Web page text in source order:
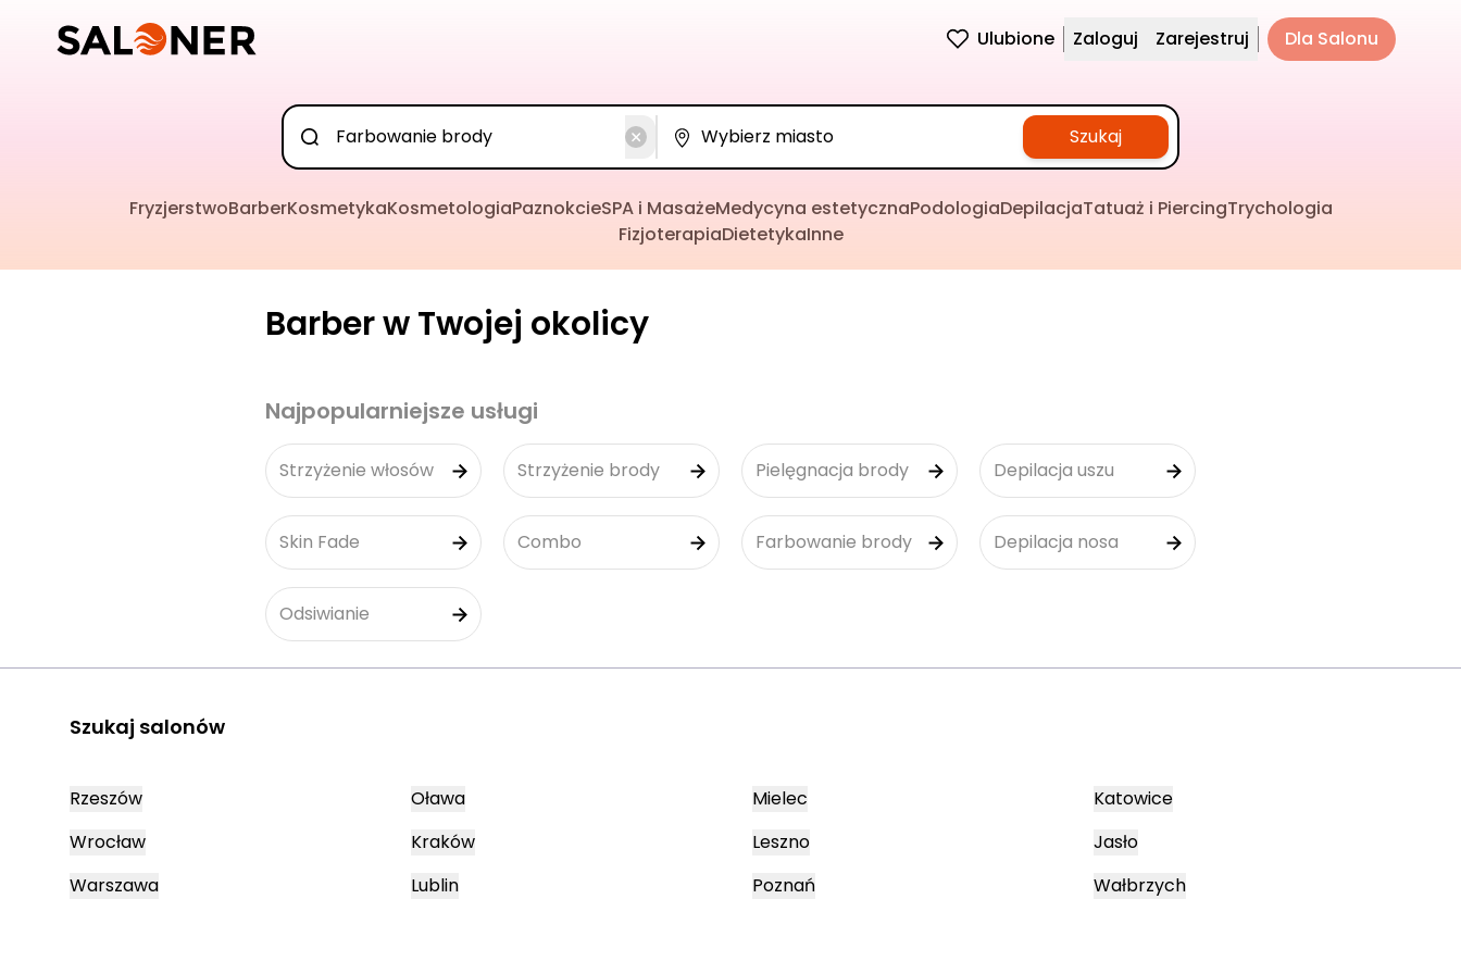
Ulubione Zaloguj Zarejestruj Dla Salonu
Szukaj
FryzjerstwoBarberKosmetykaKosmetologiaPaznokcieSPA i MasażeMedycyna estetycznaPodologiaDepilacjaTatuaż i PiercingTrychologia
FizjoterapiaDietetykaInne
Barber w Twojej okolicy
Najpopularniejsze usługi
Strzyżenie włosów Strzyżenie brody Pielęgnacja brody Depilacja uszu
Skin Fade Combo Farbowanie brody Depilacja nosa
Odsiwianie
Szukaj salonów
Rzeszów
Wrocław
Warszawa
Oława
Kraków
Lublin
Mielec
Leszno
Poznań
Katowice
Jasło
Wałbrzych